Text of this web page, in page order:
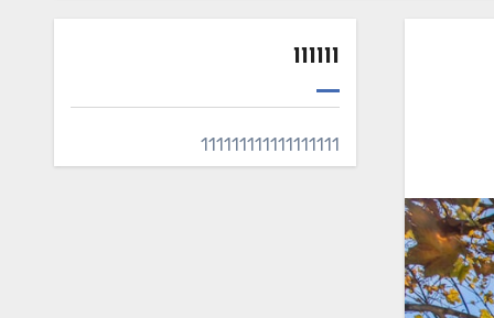
111111
111111111111111111